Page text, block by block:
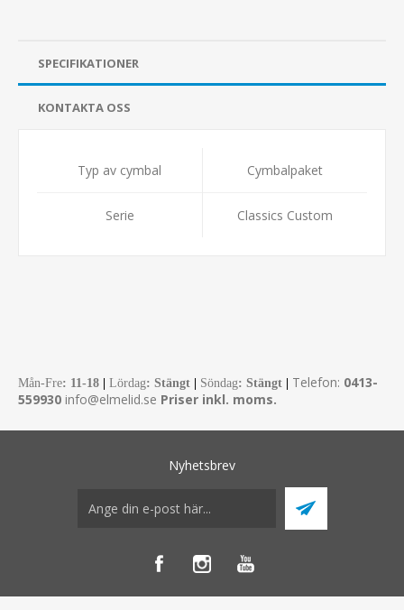
SPECIFIKATIONER
KONTAKTA OSS
Typ av cymbal Cymbalpaket
Serie Classics Custom
Mån-Fre: 11-18 Lördag: Stängt Söndag: Stängt Telefon: 0413-
559930 info@elmelid.se Priser inkl. moms.
Nyhetsbrev